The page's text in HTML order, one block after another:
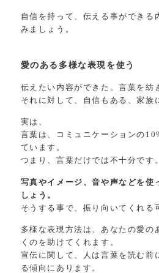
自信を持って、伝える事ができる
みましょう。
愛のある多様な表現を使う
伝えたい内容ができた。言葉を紡
それに対して、自信もある、家族
実は、
言葉は、コミュニケーションの
ています。
つまり、言葉だけでは不十分です。
写真やイメージ、音や声などを使
しょう。
そうする事で、振り向いてくれる
多様な表現方法は、あなたの愛の
くのを助けてくれます。
宣伝に関して、人は言葉を読む前
る傾向にあります。